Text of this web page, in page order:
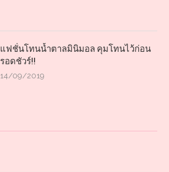
แฟชั่นโทนน้ำตาลมินิมอล คุมโทนไว้ก่อน
รอดชัวร์!!
14/09/2019